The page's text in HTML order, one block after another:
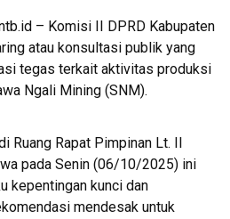
– Komisi II DPRD Kabupaten
atau konsultasi publik yang
tegas terkait aktivitas produksi
Ngali Mining (SNM).
Ruang Rapat Pimpinan Lt. II
pada Senin (06/10/2025) ini
kepentingan kunci dan
mendesak untuk